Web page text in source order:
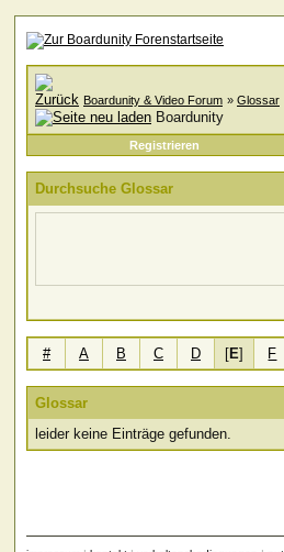
Boardunity & Video Forum » Glossar
Boardunity
Registrieren
Durchsuche Glossar
# A B C D [E] F
Glossar
leider keine Einträge gefunden.